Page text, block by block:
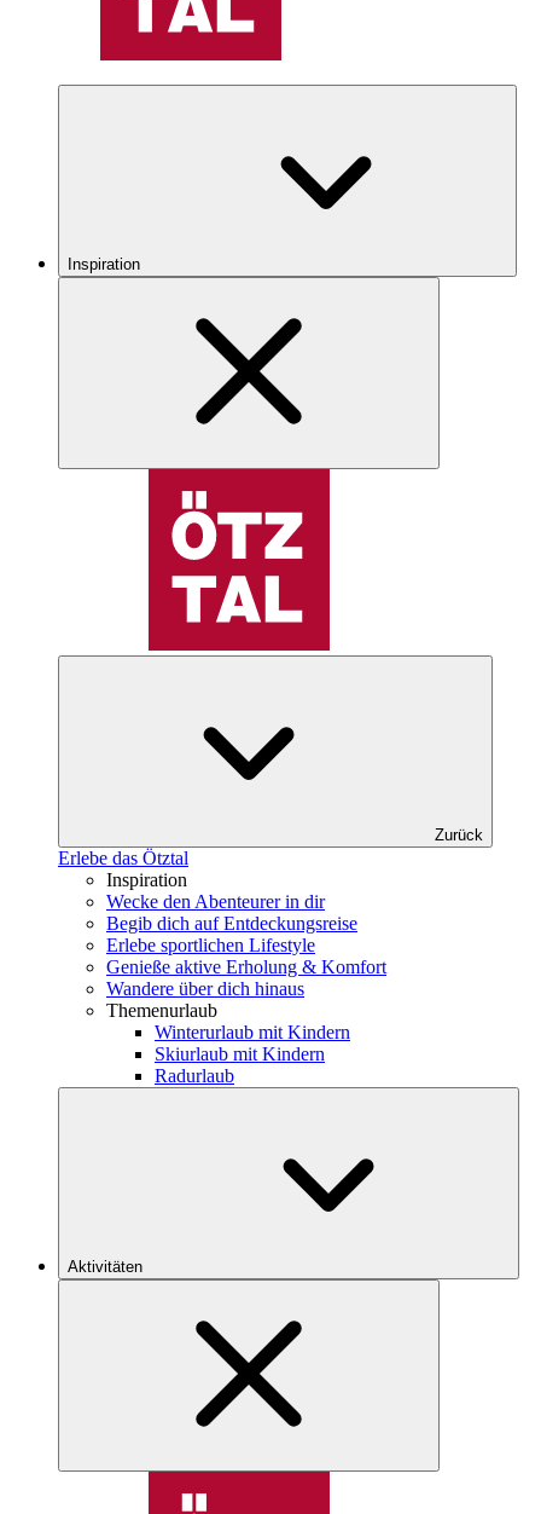
Inspiration
Zurück
Erlebe das Ötztal
Inspiration
Wecke den Abenteurer in dir
Begib dich auf Entdeckungsreise
Erlebe sportlichen Lifestyle
Genieße aktive Erholung & Komfort
Wandere über dich hinaus
Themenurlaub
Winterurlaub mit Kindern
Skiurlaub mit Kindern
Radurlaub
Aktivitäten